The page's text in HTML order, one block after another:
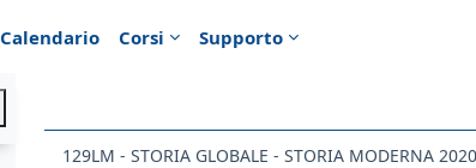
Calendario Corsi Supporto
129LM - STORIA GLOBALE - STORIA MODERNA 2020